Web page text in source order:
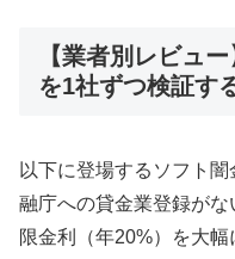
【業者別レビュ
を1社ずつ検証す
以下に登場するソフト闇
融庁への貸金業登録が
限金利（年20%）を大幅